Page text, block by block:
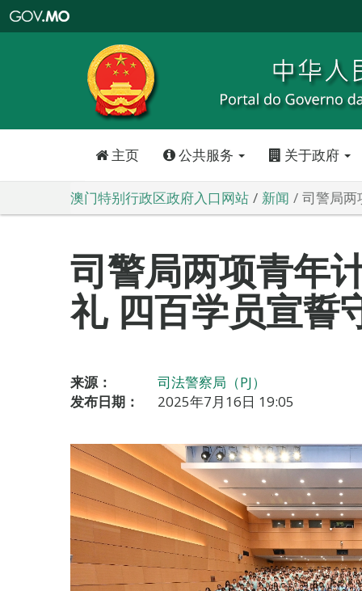
特
政
区
政
口
主页 公共服务 关于政府
澳门特别行政区政府入口网站 新闻 司警局两
司警局两项青年
礼 四百学员宣誓
来源：
司法警察局（PJ）
发布日期：
2025年7月16日 19:05